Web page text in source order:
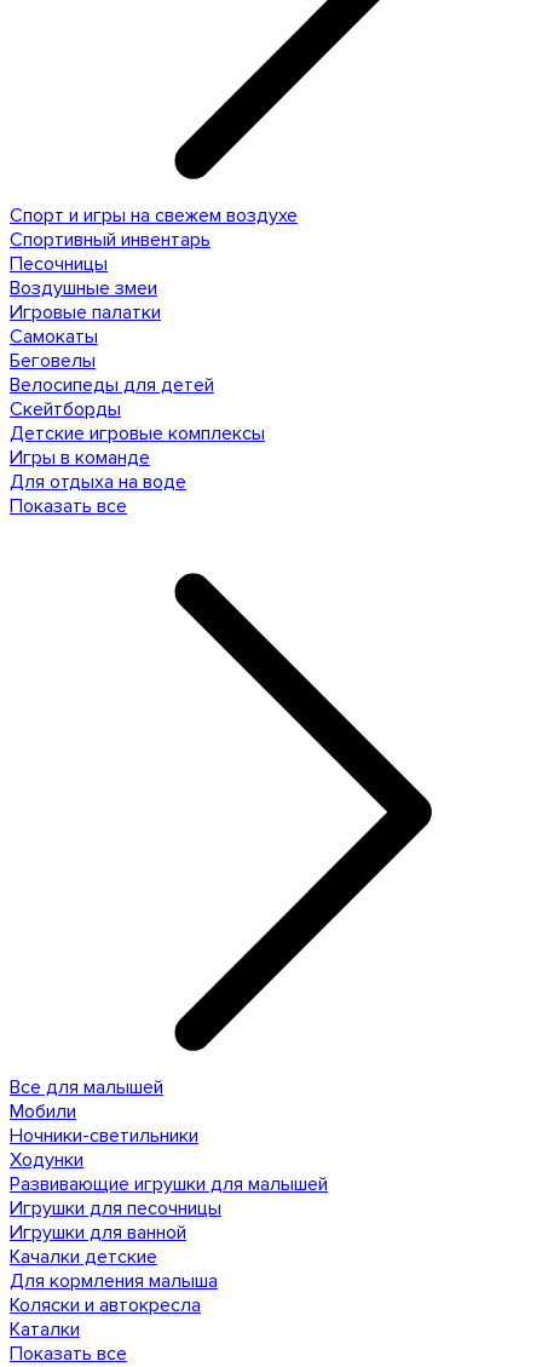
Спорт и игры на свежем воздухе
Спортивный инвентарь
Песочницы
Воздушные змеи
Игровые палатки
Самокаты
Беговелы
Велосипеды для детей
Скейтборды
Детские игровые комплексы
Игры в команде
Для отдыха на воде
Показать все
Все для малышей
Мобили
Ночники-светильники
Ходунки
Развивающие игрушки для малышей
Игрушки для песочницы
Игрушки для ванной
Качалки детские
Для кормления малыша
Коляски и автокресла
Каталки
Показать все